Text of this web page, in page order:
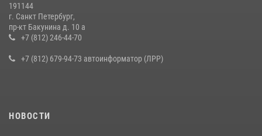
191144
г. Санкт Петербург,
пр-кт Бакунина д. 10 а
+7 (812) 246-44-70
+7 (812) 679-94-73 автоинформатор (ЛРР)
НОВОСТИ